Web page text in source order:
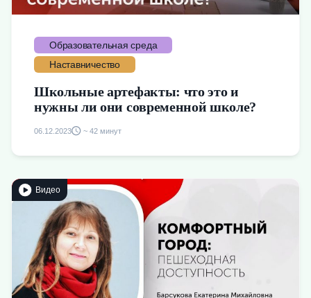
Образовательная среда
Наставничество
Школьные артефакты: что это и
нужны ли они современной школе?
06.12.2023 ~ 42 минут
Видео